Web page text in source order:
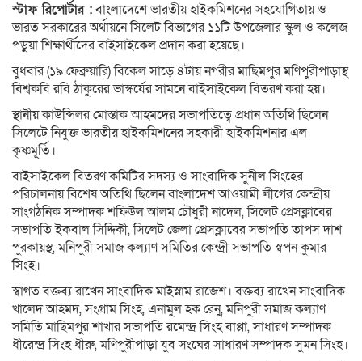
স্টাফ রিপোর্টার :বাংলাদেশে ভারতীয় হাইকমিশনের সহযোগিতায় ও
ভারত সরকারের অর্থায়নে সিলেট বিভাগের ১১টি উপজেলার স্কুল ও কলেজ
পড়ুয়া শিক্ষার্থীদের বাইসাইকেল প্রদান করা হয়েছে।
বুধবার (১৯ ফেব্রুয়ারি) বিকেল সাড়ে ৪টায় নগরীর মাছিমপুর মণিপুরীপাড়াস্থ
বিশ্বকবি রবি ঠাকুরের ভাস্কর্যের সামনে বাইসাইকেল বিতরণ করা হয়।
স্থানীয় কাউন্সিলর মোস্তাক আহমদের সভাপতিত্বে প্রধান অতিথি ছিলেন
সিলেটে নিযুক্ত ভারতীয় হাইকমিশনের সহকারী হাইকমিশনার এল
কৃষ্ণমূর্তি।
বাইসাইকেল বিতরণ কমিটির সদস্য ও সাংবাদিক সুনীল সিংহের
পরিচালনায় বিশেষ অতিথি ছিলেন বাংলাদেশ আওয়ামী লীগের কেন্দ্রীয়
সাংগঠনিক সম্পাদক শফিউল আলম চৌধুরী নাদেল, সিলেট প্রেসক্লাবের
সভাপতি ইকবাল সিদ্দিকী, সিলেট জেলা প্রেসক্লাবের সভাপতি তাপস দাশ
পুরকায়স্থ, মনিপুরী সমাজ কল্যাণ সমিতির কেন্দ্রী সভাপতি স্বপন কুমার
সিংহ।
স্বাগত বক্তব্য রাখেন সাংবাদিক মাইস্নাম রাজেশ। বক্তব্য রাখেন সাংবাদিক
খালেদ আহমদ, সংগ্রাম সিংহ, এনামুল হক রেনু, মনিপুরী সমাজ কল্যাণ
সমিতি মাছিমপুর শাখার সভাপতি রমেন্দ্র সিংহ বাপ্পা, সাধারণ সম্পাদক
ধীরেন্দ্র সিংহ ধীরু, মণিপুরীপাড়া যুব সংঘের সাধারণ সম্পাদক সুমন সিংহ।